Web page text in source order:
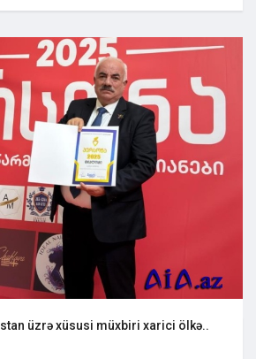
üzrə xüsusi müxbiri xarici ölkə..